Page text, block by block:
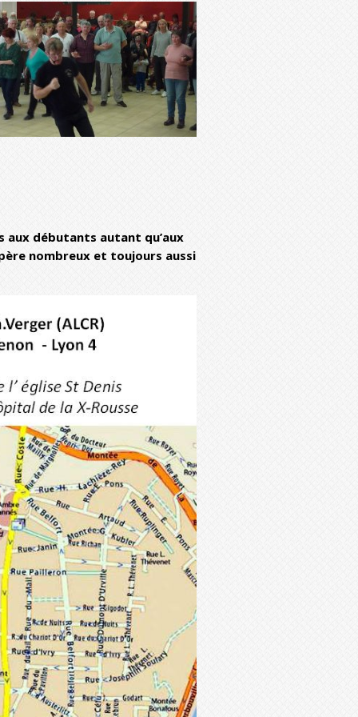
diminuer
le
volume.
aux débutants autant qu’aux
nombreux et toujours aussi